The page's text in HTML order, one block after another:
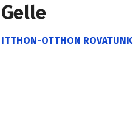
Gelle
ITTHON-OTTHON ROVATUNK